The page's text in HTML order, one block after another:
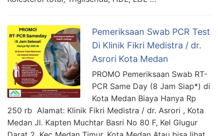
Pemeriksaan Swab PCR Test
Di Klinik Fikri Medistra / dr.
Asrori Kota Medan
PROMO Pemeriksaan Swab RT-
PCR Same Day (8 Jam Siap*) di
Kota Medan Biaya Hanya Rp
250 rb Alamat: Klinik Fikri Medistra / dr. Asrori , Kota
Medan Jl. Kapten Muchtar Basri No 80 F, Kel Glugur